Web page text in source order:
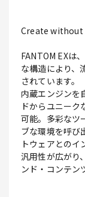
Create
FANTOM EXは
な構造により、
されています。
内蔵エンジンを
ドからユニー
可能。多彩なツ
ブな環境を呼び
トウェアとのイ
汎用性が広がり
ンド・コンテン